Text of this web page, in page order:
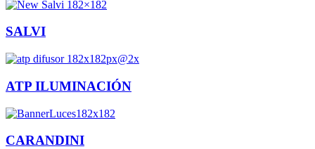
SALVI
ATP ILUMINACIÓN
CARANDINI